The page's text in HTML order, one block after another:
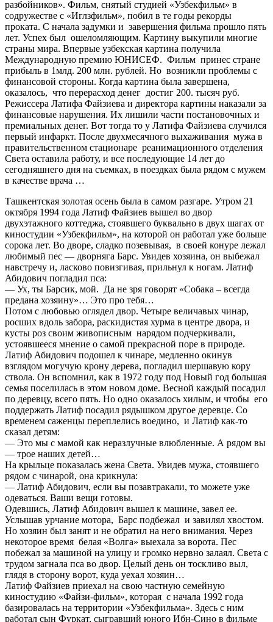
разбойников». Фильм, снятый студией «Узбекфильм» в
содружестве с «Иглзфильм», побил в те годы рекорды
проката. С начала задумки и завершения фильма прошло пять
лет. Успех был ошеломляющим. Картину выкупили многие
страны мира. Впервые узбекская картина получила
Международную премию ЮНИСЕФ. Фильм принес стране
прибыль в 1млд. 200 млн. рублей. Но возникли проблемы с
финансовой стороны. Когда картина была завершена,
оказалось, что перерасход денег достиг 200. тысяч руб.
Режиссера Латифа Файзиева и директора картины наказали за
финансовые нарушения. Их лишили части постановочных и
премиальных денег. Вот тогда то у Латифа Файзиева случился
первый инфаркт. После двухмесячного выхаживания мужа в
правительственном стационаре реанимационного отделения
Света оставила работу, и все последующие 14 лет до
сегодняшнего дня на съемках, в поездках была рядом с мужем
в качестве врача …
Ташкентская золотая осень была в самом разгаре. Утром 21
октября 1994 года Латиф Файзиев вышел во двор
двухэтажного коттеджа, стоявшего буквально в двух шагах от
киностудии «Узбекфильм», на которой он работал уже больше
сорока лет. Во дворе, сладко позевывая, в своей конуре лежал
любимый пес — дворняга Барс. Увидев хозяина, он выбежал
навстречу и, ласково повизгивая, прильнул к ногам. Латиф
Абидович погладил пса:
— Ух, ты Барсик, мой. Да не зря говорят «Собака – всегда
предана хозяину»… Это про тебя…
Потом с любовью оглядел двор. Четыре величавых чинар,
росших вдоль забора, раскидистая хурма в центре двора, и
кусты роз своим живописным нарядом подчеркивали,
устоявшееся мнение о самой прекрасной поре в природе.
Латиф Абидович подошел к чинаре, медленно окинув
взглядом могучую крону дерева, погладил шершавую кору
ствола. Он вспомнил, как в 1972 году под Новый год большая
семья поселилась в этом новом доме. Весной каждый посадил
по деревцу, всего пять. Но одно оказалось хилым, и чтобы его
поддержать Латиф посадил рядышком другое деревце. Со
временем саженцы переплелись воедино, и Латиф как-то
сказал детям:
— Это мы с мамой как неразлучные влюбленные. А рядом вы
— трое наших детей…
На крыльце показалась жена Света. Увидев мужа, стоявшего
рядом с чинарой, она крикнула:
— Латиф Абидович, если вы позавтракали, то можете уже
одеваться. Ваши вещи готовы.
Одевшись, Латиф Абидович вышел к машине, завел ее.
Услышав урчание мотора, Барс подбежал и завилял хвостом.
Но хозяин был занят и не обратил на него внимания. Через
некоторое время белая «Волга» выехала за ворота. Пес
побежал за машиной на улицу и громко нервно залаял. Света с
трудом загнала пса во двор. Целый день он тоскливо выл,
глядя в сторону ворот, куда уехал хозяин…
Латиф Файзиев приехал на свою частную семейную
киностудию «Файзи-фильм», которая с начала 1992 года
базировалась на территории «Узбекфильма». Здесь с ним
работал сын Фуркат, сыгравший юного Ибн-Сино в фильме